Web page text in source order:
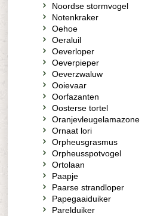
Noordse stormvogel
Notenkraker
Oehoe
Oeraluil
Oeverloper
Oeverpieper
Oeverzwaluw
Ooievaar
Oorfazanten
Oosterse tortel
Oranjevleugelamazone
Ornaat lori
Orpheusgrasmus
Orpheusspotvogel
Ortolaan
Paapje
Paarse strandloper
Papegaaiduiker
Parelduiker